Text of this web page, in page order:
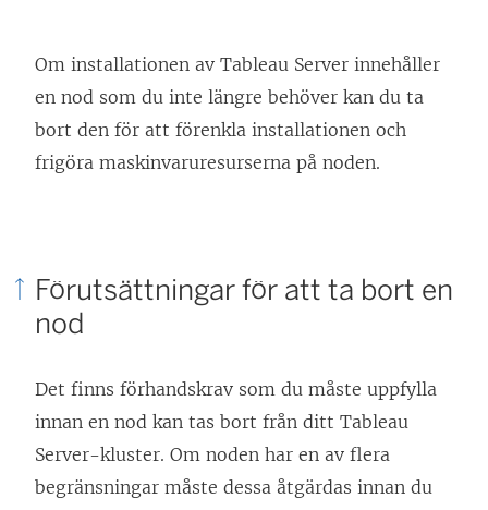
Om installationen av Tableau Server innehåller
en nod som du inte längre behöver kan du ta
bort den för att förenkla installationen och
frigöra maskinvaruresurserna på noden.
Förutsättningar för att ta bort en
nod
Det finns förhandskrav som du måste uppfylla
innan en nod kan tas bort från ditt Tableau
Server-kluster. Om noden har en av flera
begränsningar måste dessa åtgärdas innan du